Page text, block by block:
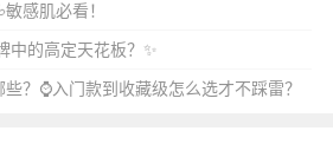
感肌必看！
中的高定天花板？✨
？⌚️入门款到收藏级怎么选才不踩雷？